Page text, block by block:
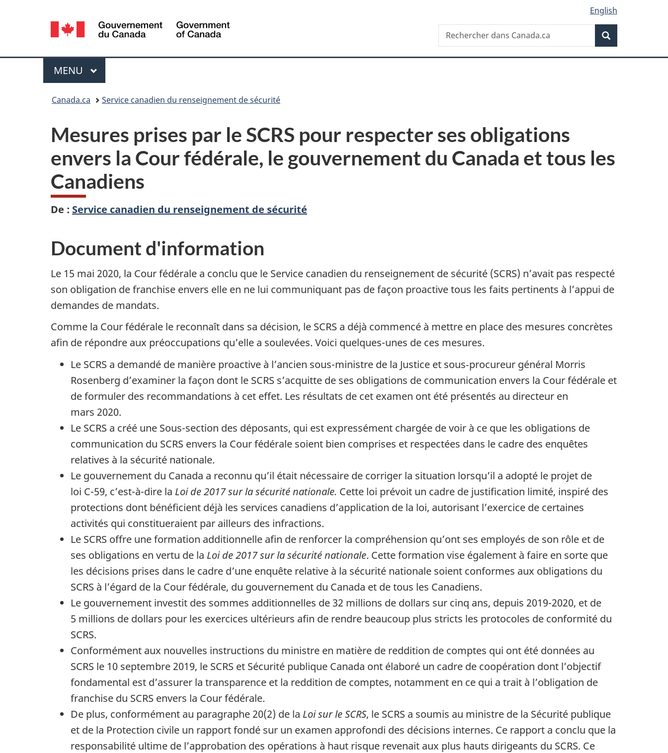
sujet
HTML
Sélection
de
la
langue
English
Canada
Recherche
Rechercher
dans
Menu
MENU PRINCIPAL
Canada.ca Service canadien du renseignement de sécurité
Mesures prises par le SCRS pour respecter ses obligations
envers la Cour fédérale, le gouvernement du Canada et tous les
Canadiens
De : Service canadien du renseignement de sécurité
Document d'information
Le 15 mai 2020, la Cour fédérale a conclu que le Service canadien du renseignement de sécurité (SCRS) n’avait pas respecté
son obligation de franchise envers elle en ne lui communiquant pas de façon proactive tous les faits pertinents à l’appui de
demandes de mandats.
Comme la Cour fédérale le reconnaît dans sa décision, le SCRS a déjà commencé à mettre en place des mesures concrètes
afin de répondre aux préoccupations qu’elle a soulevées. Voici quelques-unes de ces mesures.
Le SCRS a demandé de manière proactive à l’ancien sous-ministre de la Justice et sous‑procureur général Morris
Rosenberg d’examiner la façon dont le SCRS s’acquitte de ses obligations de communication envers la Cour fédérale et
de formuler des recommandations à cet effet. Les résultats de cet examen ont été présentés au directeur en
mars 2020.
Le SCRS a créé une Sous-section des déposants, qui est expressément chargée de voir à ce que les obligations de
communication du SCRS envers la Cour fédérale soient bien comprises et respectées dans le cadre des enquêtes
relatives à la sécurité nationale.
Le gouvernement du Canada a reconnu qu’il était nécessaire de corriger la situation lorsqu’il a adopté le projet de
loi C-59, c’est-à-dire la Loi de 2017 sur la sécurité nationale. Cette loi prévoit un cadre de justification limité, inspiré des
protections dont bénéficient déjà les services canadiens d’application de la loi, autorisant l’exercice de certaines
activités qui constitueraient par ailleurs des infractions.
Le SCRS offre une formation additionnelle afin de renforcer la compréhension qu’ont ses employés de son rôle et de
ses obligations en vertu de la Loi de 2017 sur la sécurité nationale. Cette formation vise également à faire en sorte que
les décisions prises dans le cadre d’une enquête relative à la sécurité nationale soient conformes aux obligations du
SCRS à l’égard de la Cour fédérale, du gouvernement du Canada et de tous les Canadiens.
Le gouvernement investit des sommes additionnelles de 32 millions de dollars sur cinq ans, depuis 2019-2020, et de
5 millions de dollars pour les exercices ultérieurs afin de rendre beaucoup plus stricts les protocoles de conformité du
SCRS.
Conformément aux nouvelles instructions du ministre en matière de reddition de comptes qui ont été données au
SCRS le 10 septembre 2019, le SCRS et Sécurité publique Canada ont élaboré un cadre de coopération dont l’objectif
fondamental est d’assurer la transparence et la reddition de comptes, notamment en ce qui a trait à l’obligation de
franchise du SCRS envers la Cour fédérale.
De plus, conformément au paragraphe 20(2) de la Loi sur le SCRS, le SCRS a soumis au ministre de la Sécurité publique
et de la Protection civile un rapport fondé sur un examen approfondi des décisions internes. Ce rapport a conclu que la
responsabilité ultime de l’approbation des opérations à haut risque revenait aux plus hauts dirigeants du SCRS. Ce